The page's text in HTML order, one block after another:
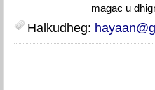
magac u
Halkudheg: